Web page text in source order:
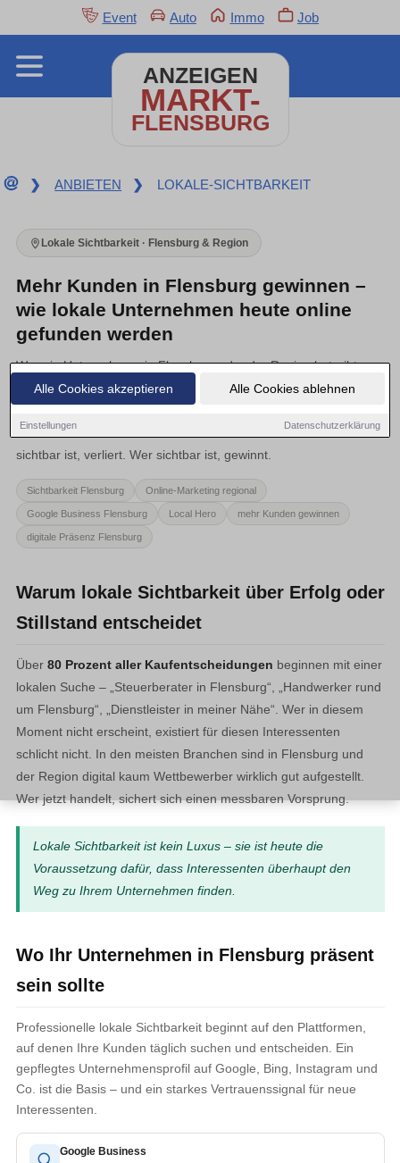
Alle Cookies akzeptieren Alle Cookies ablehnen
Einstellungen Datenschutzerklärung
Event Auto Immo Job
ANZEIGEN
MARKT-
FLENSBURG
❯ ANBIETEN ❯ LOKALE-SICHTBARKEIT
Lokale Sichtbarkeit · Flensburg & Region
Mehr Kunden in Flensburg gewinnen –
wie lokale Unternehmen heute online
gefunden werden
Wer ein Unternehmen in Flensburg oder der Region betreibt,
kennt das: Gute Arbeit allein bringt keine neuen Aufträge mehr.
entscheiden dort in Sekunden. Wer in diesem Moment nicht
sichtbar ist, verliert. Wer sichtbar ist, gewinnt.
Sichtbarkeit Flensburg Online-Marketing regional
Google Business Flensburg Local Hero mehr Kunden gewinnen
digitale Präsenz Flensburg
Warum lokale Sichtbarkeit über Erfolg oder
Stillstand entscheidet
Über 80 Prozent aller Kaufentscheidungen beginnen mit einer
lokalen Suche – „Steuerberater in Flensburg“, „Handwerker rund
um Flensburg“, „Dienstleister in meiner Nähe“. Wer in diesem
Moment nicht erscheint, existiert für diesen Interessenten
schlicht nicht. In den meisten Branchen sind in Flensburg und
der Region digital kaum Wettbewerber wirklich gut aufgestellt.
Wer jetzt handelt, sichert sich einen messbaren Vorsprung.
Lokale Sichtbarkeit ist kein Luxus – sie ist heute die
Voraussetzung dafür, dass Interessenten überhaupt den
Weg zu Ihrem Unternehmen finden.
Wo Ihr Unternehmen in Flensburg präsent
sein sollte
Professionelle lokale Sichtbarkeit beginnt auf den Plattformen,
auf denen Ihre Kunden täglich suchen und entscheiden. Ein
gepflegtes Unternehmensprofil auf Google, Bing, Instagram und
Co. ist die Basis – und ein starkes Vertrauenssignal für neue
Interessenten.
Google Business